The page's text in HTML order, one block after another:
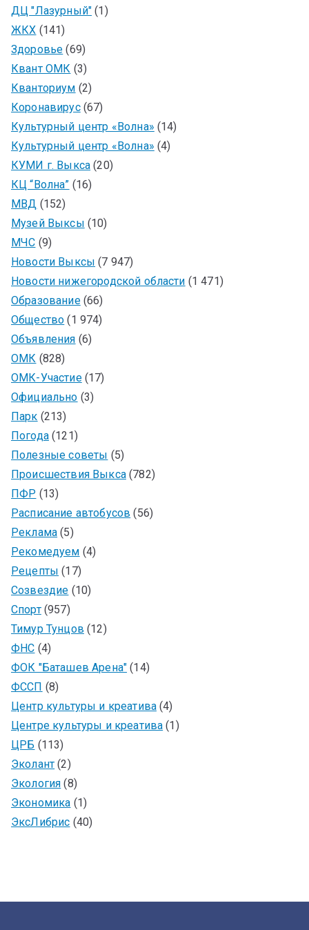
ДЦ "Лазурный" (1)
ЖКХ (141)
Здоровье (69)
Квант ОМК (3)
Кванториум (2)
Коронавирус(67)
Культурный центр «Волна» (14)
Культурный центр «Волна» (4)
КУМИ г. Выкса (20)
КЦ “Волна” (16)
МВД (152)
Музей Выксы (10)
МЧС (9)
Новости Выксы (7 947)
Новости нижегородской области (1 471)
Образование(66)
Общество (1 974)
Объявления (6)
ОМК (828)
ОМК-Участие(17)
Официально (3)
Парк (213)
Погода(121)
Полезные советы (5)
Происшествия Выкса(782)
ПФР (13)
Расписание автобусов (56)
Реклама (5)
Рекомедуем (4)
Рецепты (17)
Созвездие (10)
Спорт(957)
Тимур Тунцов (12)
ФНС (4)
ФОК "Баташев Арена" (14)
ФССП (8)
Центр культуры и креатива (4)
Центре культуры и креатива (1)
ЦРБ (113)
Эколант (2)
Экология (8)
Экономика (1)
ЭксЛибрис (40)